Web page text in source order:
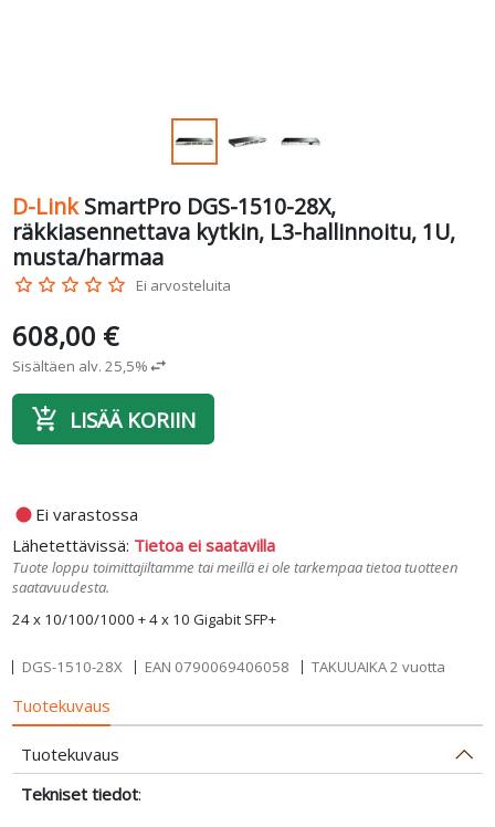
D-Link SmartPro DGS-1510-28X,
räkkiasennettava kytkin, L3-hallinnoitu, 1U,
musta/harmaa
star_border star_border star_border star_border star_border Ei arvosteluita
24 x 10/100/1000 + 4 x 10 Gigabit SFP+
608,00 €
Sisältäen alv. 25,5%swap_horiz
add_shopping_cart LISÄÄ KORIIN
fiber_manual_record Ei varastossa
Lähetettävissä: Tietoa ei saatavilla
Tuote loppu toimittajiltamme tai meillä ei ole tarkempaa tietoa tuotteen
saatavuudesta.
DGS-1510-28X EAN 0790069406058 TAKUUAIKA 2 vuotta
Tuotekuvaus
Tuotekuvaus
Tekniset tiedot: